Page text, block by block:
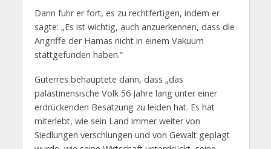
Dann fuhr er fort, es zu rechtfertigen, indem er
sagte: „Es ist wichtig, auch anzuerkennen, dass die
Angriffe der Hamas nicht in einem Vakuum
stattgefunden haben.“
Guterres behauptete dann, dass „das
palästinensische Volk 56 Jahre lang unter einer
erdrückenden Besatzung zu leiden hat. Es hat
miterlebt, wie sein Land immer weiter von
Siedlungen verschlungen und von Gewalt geplagt